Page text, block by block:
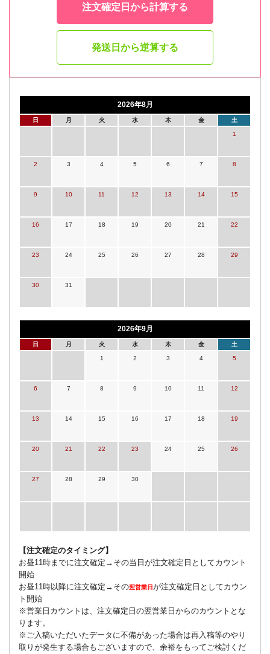
注文確定日から計算する
発送日から逆算する
2026年8月
日 月 火 水 木 金 土
1
2 3 4 5 6 7 8
9 10 11 12 13 14 15
16 17 18 19 20 21 22
23 24 25 26 27 28 29
30 31
2026年9月
日 月 火 水 木 金 土
1 2 3 4 5
6 7 8 9 10 11 12
13 14 15 16 17 18 19
20 21 22 23 24 25 26
27 28 29 30
【注文確定のタイミング】
お昼11時までに注文確定→その当日が注文確定日としてカウント
開始
お昼11時以降に注文確定→その翌営業日が注文確定日としてカウン
ト開始
※営業日カウントは、注文確定日の翌営業日からのカウントとな
ります。
※ご入稿いただいたデータに不備があった場合は再入稿等のやり
取りが発生する場合もございますので、余裕をもってご検討くだ